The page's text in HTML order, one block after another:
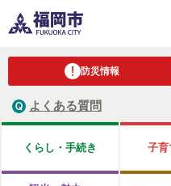
防災情報
よくある質問
くらし・手続き 子育